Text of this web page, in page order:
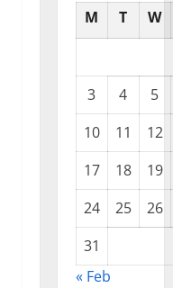
M T W
3 4
5
10
11
12
17
18
19
24
25
26
31
« Feb